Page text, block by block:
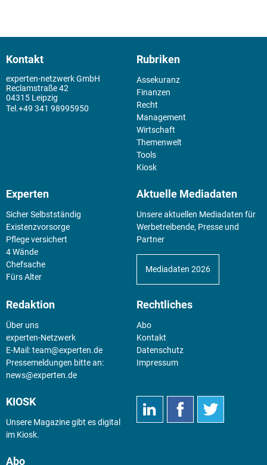
Kontakt
experten-netzwerk GmbH
Reclamstraße 42
04315 Leipzig
+49 341 98995950
Rubriken
Assekuranz
Finanzen
Recht
Management
Wirtschaft
Themenwelt
Tools
Kiosk
Experten
Sicher Selbstständig
Existenz­vorsorge
Pflege versichert
4 Wände
Chefsache
Fürs Alter
Aktuelle Mediadaten
Unsere aktuellen Mediadaten für
Werbetreibende, Presse und
Partner
Mediadaten 2026
Redaktion
Über uns
experten-Netzwerk
E-Mail:team@experten.de
Pressemeldungen bitte an:
news@experten.de
Rechtliches
Abo
Kontakt
Datenschutz
Impressum
KIOSK
Unsere Magazine gibt es digital
im Kiosk.
Abo